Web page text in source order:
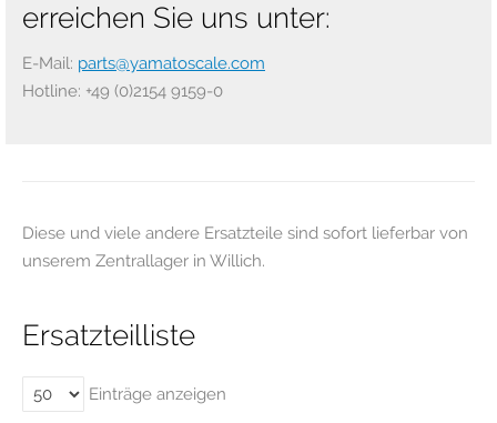
erreichen Sie uns unter:
E-Mail: parts@yamatoscale.com
Hotline: +49 (0)2154 9159-0
Diese und viele andere Ersatzteile sind sofort lieferbar von
unserem Zentrallager in Willich.
Ersatzteilliste
Einträge anzeigen